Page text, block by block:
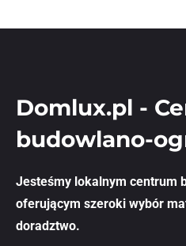
Domlux.pl -
budowlano-
Jesteśmy lokalnym centrum
oferującym szeroki wybór
doradztwo.